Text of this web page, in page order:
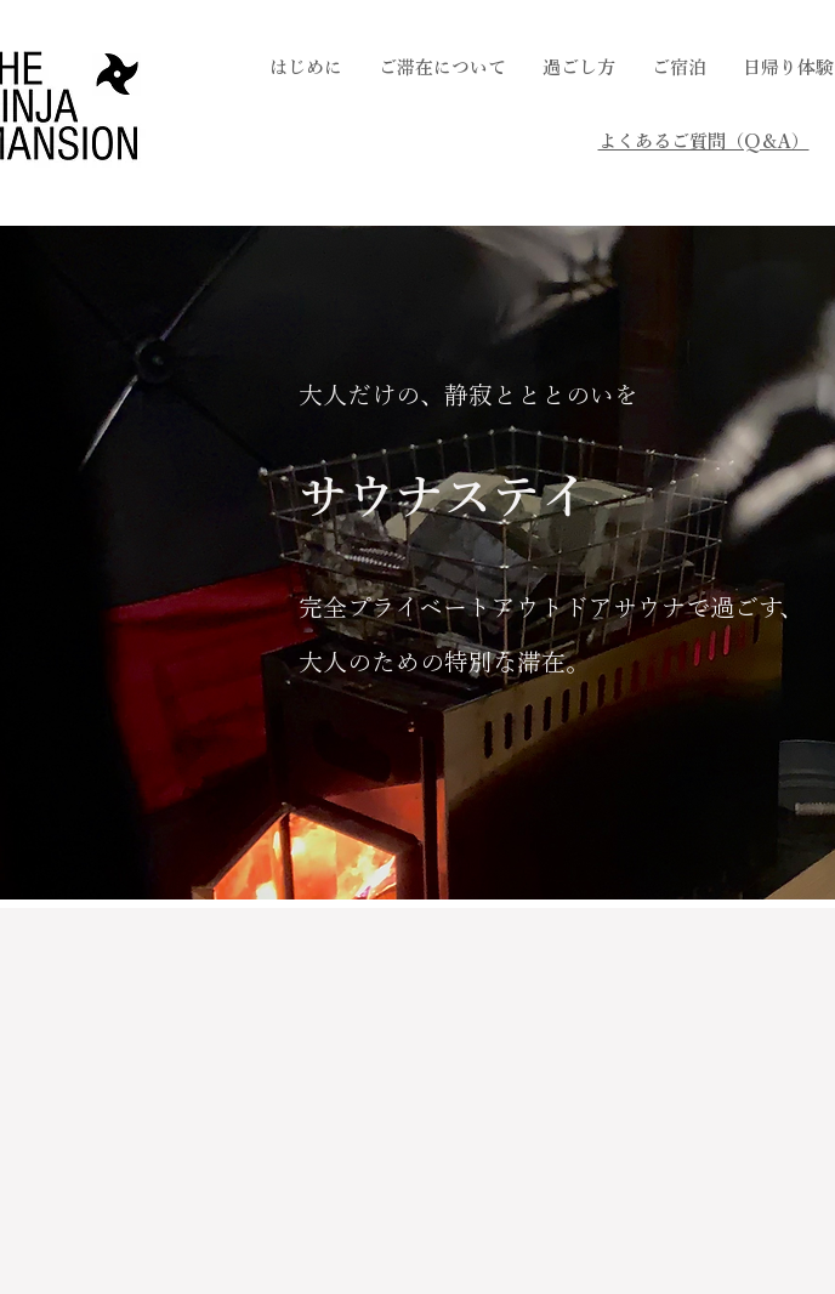
はじめに ご滞在について 過ごし方 ご宿泊 日帰り体験
​よくあるご質問（Q＆A）
大人だけの、静寂とととのいを
サウナステイ
完全プライベートアウトドアサウナで過ごす、
大人のための特別な滞在。